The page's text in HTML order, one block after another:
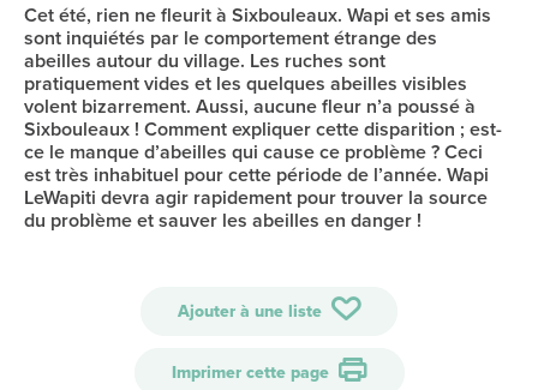
Cet été, rien ne fleurit à Sixbouleaux. Wapi et ses amis
sont inquiétés par le comportement étrange des
abeilles autour du village. Les ruches sont
pratiquement vides et les quelques abeilles visibles
volent bizarrement. Aussi, aucune fleur n’a poussé à
Sixbouleaux ! Comment expliquer cette disparition ; est-
ce le manque d’abeilles qui cause ce problème ? Ceci
est très inhabituel pour cette période de l’année. Wapi
LeWapiti devra agir rapidement pour trouver la source
du problème et sauver les abeilles en danger !
Ajouter à une liste
Imprimer cette page